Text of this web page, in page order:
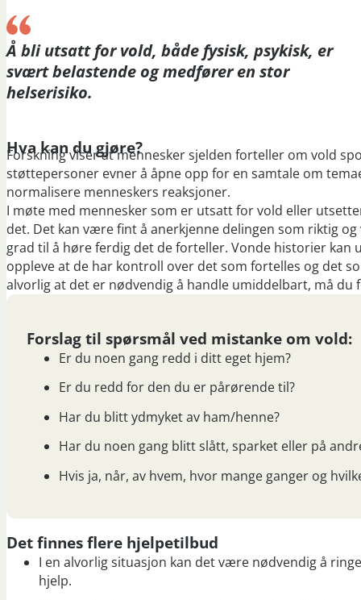
Å bli utsatt for vold, både fysisk, psykisk, er
svært belastende og medfører en stor
helserisiko.
Hva kan du gjøre?
Forskning viser at mennesker sjelden forteller om vold
støttepersoner evner å åpne opp for en samtale om
normalisere menneskers reaksjoner.
I møte med mennesker som er utsatt for vold eller
det. Det kan være fint å anerkjenne delingen som riktig
grad til å høre ferdig det de forteller. Vonde historier kan
oppleve at de har kontroll over det som fortelles og det
alvorlig at det er nødvendig å handle umiddelbart, må
Forslag til spørsmål ved mistanke om vold:
Er du noen gang redd i ditt eget hjem?
Er du redd for den du er pårørende til?
Har du blitt ydmyket av ham/henne?
Har du noen gang blitt slått, sparket eller på
Hvis ja, når, av hvem, hvor mange ganger og
Det finnes flere hjelpetilbud
I en alvorlig situasjon kan det være nødvendig å
hjelp.